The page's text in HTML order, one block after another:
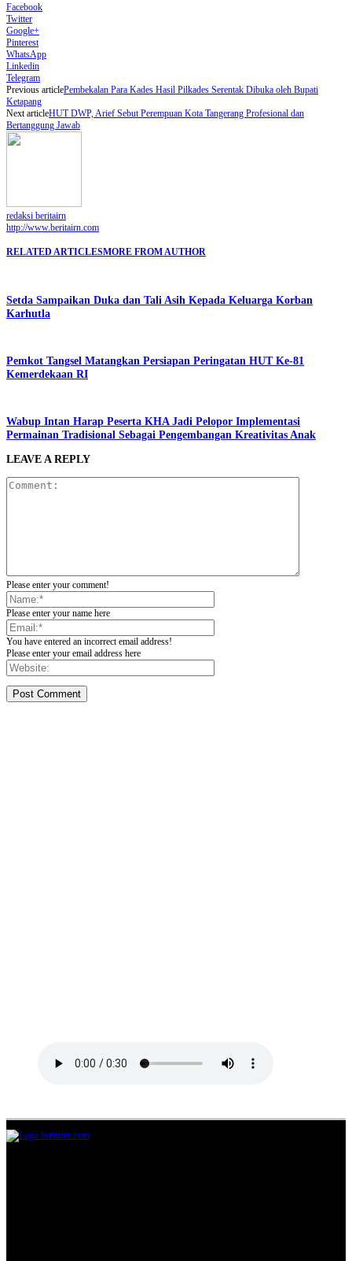
Facebook
Twitter
Google+
Pinterest
WhatsApp
Linkedin
Telegram
Previous articlePembekalan Para Kades Hasil Pilkades Serentak Dibuka oleh Bupati
Ketapang
Next articleHUT DWP, Arief Sebut Perempuan Kota Tangerang Profesional dan
Bertanggung Jawab
redaksi beritairn
http://www.beritairn.com
RELATED ARTICLESMORE FROM AUTHOR
Setda Sampaikan Duka dan Tali Asih Kepada Keluarga Korban
Karhutla
Pemkot Tangsel Matangkan Persiapan Peringatan HUT Ke-81
Kemerdekaan RI
Wabup Intan Harap Peserta KHA Jadi Pelopor Implementasi
Permainan Tradisional Sebagai Pengembangan Kreativitas Anak
LEAVE A REPLY
Please enter your comment!
Please enter your name here
You have entered an incorrect email address!
Please enter your email address here